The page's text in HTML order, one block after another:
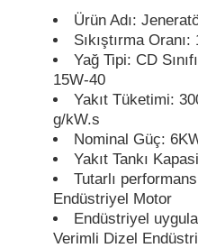
Dijital Jeneratör Seti
Açık Çerçeve
ses geçirmez jeneratör
Ev Tipi Jeneratör
Ürün Adı:
Sıkıştırma Oranı:
Yağ Tipi: CD
15W-40
Yakıt Tüketimi:
g/kW.s
Nominal Güç:
Yakıt Tankı
Tutarlı
Endüstriyel Motor
Endüstriyel
Verimli Dizel